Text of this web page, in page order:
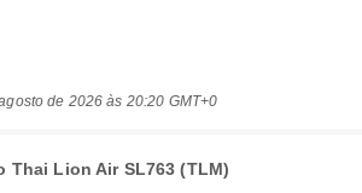
de 2026 às 20:20 GMT+0
Thai Lion Air SL763 (TLM)